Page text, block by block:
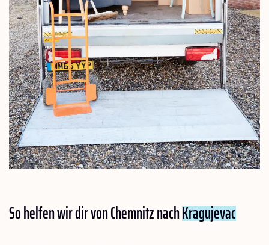
So helfen wir dir von Chemnitz nachKragujevac